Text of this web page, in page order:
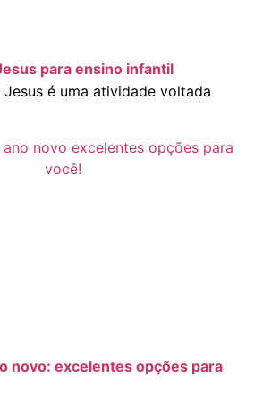
para ensino infantil
é uma atividade voltada
novo: excelentes opções para